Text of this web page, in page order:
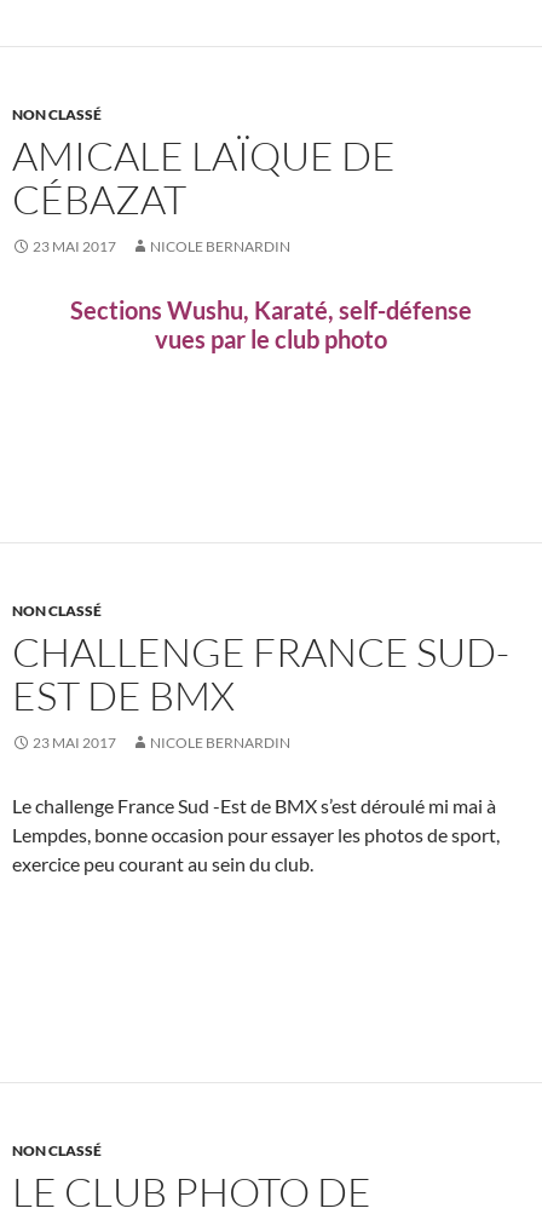
NON CLASSÉ
AMICALE LAÏQUE DE
CÉBAZAT
23 MAI 2017 NICOLE BERNARDIN
Sections Wushu, Karaté, self-défense
vues par le club photo
NON CLASSÉ
CHALLENGE FRANCE SUD-
EST DE BMX
23 MAI 2017 NICOLE BERNARDIN
Le challenge France Sud -Est de BMX s’est déroulé mi mai à
Lempdes, bonne occasion pour essayer les photos de sport,
exercice peu courant au sein du club.
NON CLASSÉ
LE CLUB PHOTO DE